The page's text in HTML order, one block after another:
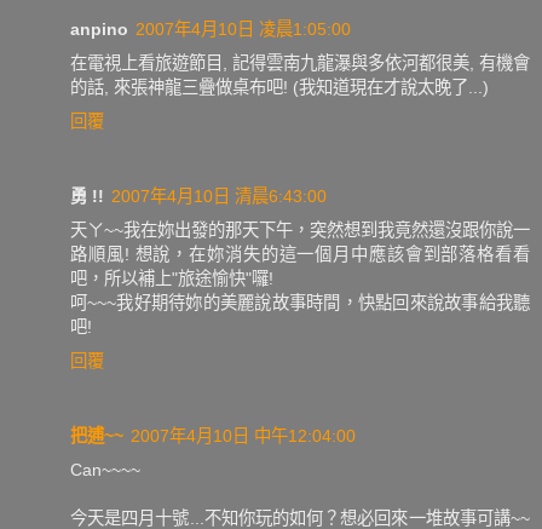
anpino 2007年4月10日 凌晨1:05:00
在電視上看旅遊節目, 記得雲南九龍瀑與多依河都很美, 有機會
的話, 來張神龍三疊做桌布吧! (我知道現在才說太晚了...)
回覆
勇 !! 2007年4月10日 清晨6:43:00
天ㄚ~~我在妳出發的那天下午，突然想到我竟然還沒跟你說一
路順風! 想說，在妳消失的這一個月中應該會到部落格看看
吧，所以補上"旅途愉快"囉!
呵~~~我好期待妳的美麗說故事時間，快點回來說故事給我聽
吧!
回覆
把逋~~ 2007年4月10日 中午12:04:00
Can~~~~
今天是四月十號...不知你玩的如何？想必回來一堆故事可講~~